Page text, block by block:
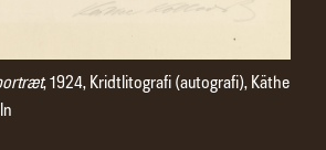
, 1924, Kridtlitografi (autografi), Käthe